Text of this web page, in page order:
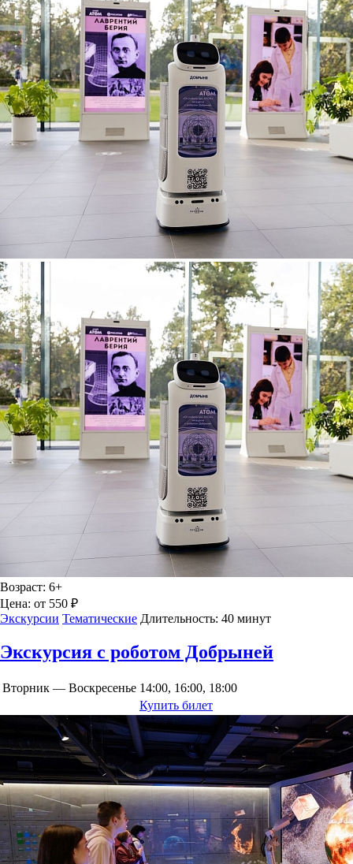
Возраст: 6+
Цена: от 550 ₽
Экскурсии Тематические Длительность: 40 минут
Экскурсия с роботом Добрыней
Вторник — Воскресенье 14:00, 16:00, 18:00
Купить билет